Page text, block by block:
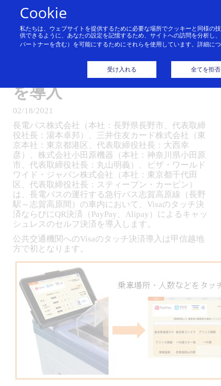
急行バス志賀高原線への
キャッシュレス・セルフ
決済にVisaのタッチ決済
を導入
02/18/2021
長電バス株式会社（本社：長野県長野市、代表取締
役社長：湯本卓邦）、三井住友カード株式会社（東
京本社：東京都港区、代表取締役社長：大西幸
彦）、株式会社小田原機器（本社：神奈川県小田原
市、代表取締役社長：丸山明義）、ビザ・ワールド
ワイド・ジャパン株式会社（本社：東京都千代田
区、代表取締役社長：スティーブン・カーピン）
は、長電バスの運行する急行バス志賀高原線（長野
駅～志賀高原間）の車内において、Visaのタッチ決
済ならびにQR決済（PayPay、Alipay）によるキャッ
シュレスのセルフ決済を導入します。
公共交通機関へのVisaのタッチ決済導入は甲信越地
方で初となります。
Cookie
私たちは、ウェブサイトを提供するために必要な場所でクッキーと同様の
供できるように、あなたの設定を記憶するため、サイトへの訪問を分析し
パートナーを含む）を可能にするためにそれらを使用しています。詳細に
受け入れる 全てを拒否